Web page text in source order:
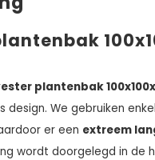
plantenbak
design. We gebruiken
er een extreem
wordt doorgelegd in de